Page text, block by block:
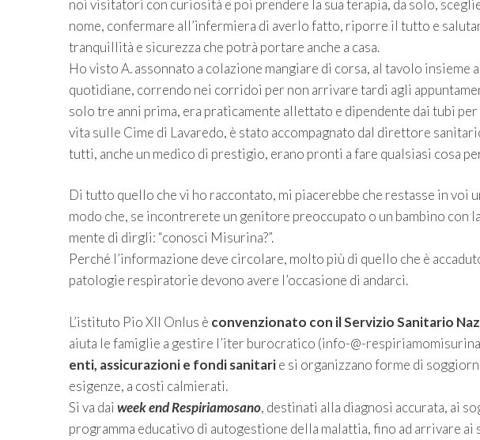
noi visitatori con curiosità e poi prendere la sua terapia, da solo,
nome, confermare all’infermiera di averlo fatto, riporre il tutto e
tranquillità e sicurezza che potrà portare anche a casa.
Ho visto A. assonnato a colazione mangiare di corsa, al tavolo insieme
quotidiane, correndo nei corridoi per non arrivare tardi agli
solo tre anni prima, era praticamente allettato e dipendente dai tubi
vita sulle Cime di Lavaredo, è stato accompagnato dal direttore
tutti, anche un medico di prestigio, erano pronti a fare qualsiasi cosa
Di tutto quello che vi ho raccontato, mi piacerebbe che restasse in voi
modo che, se incontrerete un genitore preoccupato o un bambino con
mente di dirgli: “conosci Misurina?”.
Perché l’informazione deve circolare, molto più di quello che è
patologie respiratorie devono avere l’occasione di andarci.
L’istituto Pio XII Onlus è convenzionato con il Servizio Sanitario
aiuta le famiglie a gestire l’iter burocratico (info-@-
enti, assicurazioni e fondi sanitarie si organizzano forme di
esigenze, a costi calmierati.
Si va dai week end Respiriamosano, destinati alla diagnosi accurata, ai
programma educativo di autogestione della malattia, fino ad arrivare